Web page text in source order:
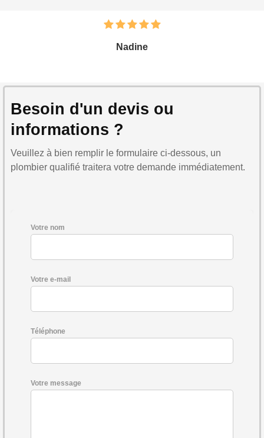
Nadine
Besoin d'un devis ou
informations ?
Veuillez à bien remplir le formulaire ci-dessous, un
plombier qualifié traitera votre demande immédiatement.
Votre nom
Votre e-mail
Téléphone
Votre message